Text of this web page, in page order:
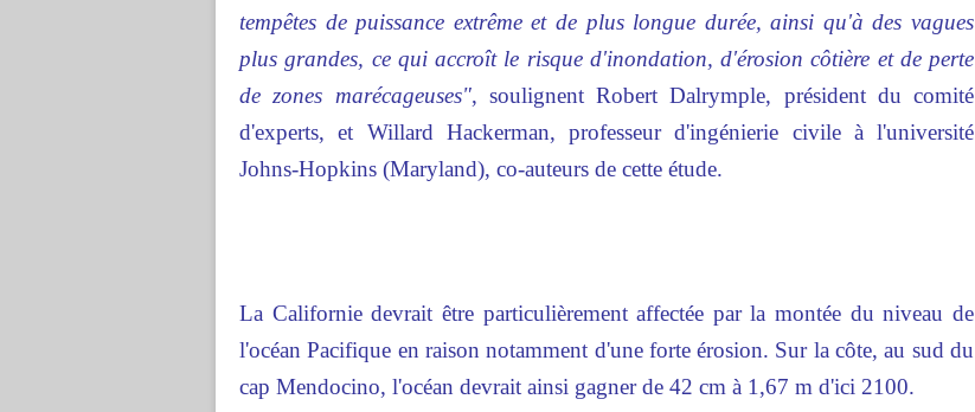
tempêtes de puissance extrême et de plus longue durée, ainsi qu'à des vagues
plus grandes, ce qui accroît le risque d'inondation, d'érosion côtière et de perte
de zones marécageuses", soulignent Robert Dalrymple, président du comité
d'experts, et Willard Hackerman, professeur d'ingénierie civile à l'université
Johns-Hopkins (Maryland), co-auteurs de cette étude.
La Californie devrait être particulièrement affectée par la montée du niveau de
l'océan Pacifique en raison notamment d'une forte érosion. Sur la côte, au sud du
cap Mendocino, l'océan devrait ainsi gagnerde 42 cm à 1,67 m d'ici 2100.